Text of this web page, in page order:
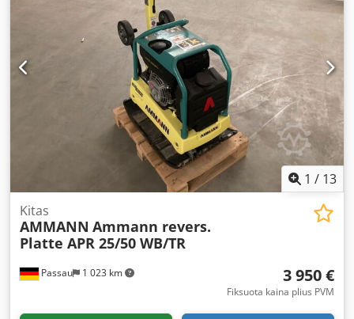
plotis: 600 mm
1 / 13
Passau 1 023 km
Kitas
AMMANN Ammann revers.
Platte APR 25/50 WB/TR
3 950 €
Fiksuota kaina plius PVM